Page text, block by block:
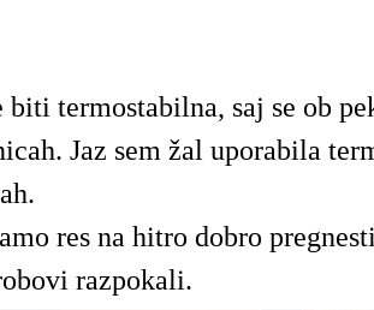
biti termostabilna, saj se ob
Jaz sem žal uporabila
res na hitro dobro
razpokali.